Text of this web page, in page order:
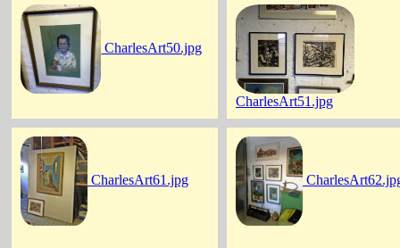
CharlesArt50.jpg
CharlesArt51.jpg
CharlesArt61.jpg